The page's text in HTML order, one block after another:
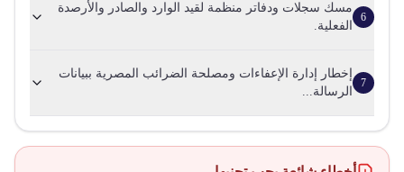
6
مسك سجلات ودفاتر منظمة لقيد الوارد والصادر والأرصدة
الفعلية.
7
إخطار إدارة الإعفاءات ومصلحة الضرائب المصرية ببيانات
الرسالة...